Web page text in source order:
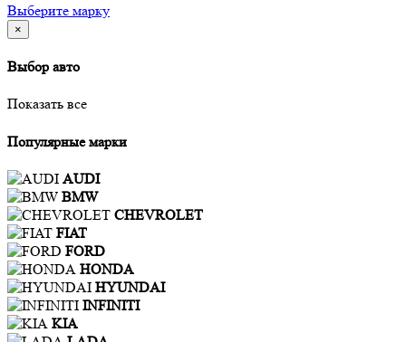
Выберите марку
×
Выбор авто
Показать все
Популярные марки
AUDI
BMW
CHEVROLET
FIAT
FORD
HONDA
HYUNDAI
INFINITI
KIA